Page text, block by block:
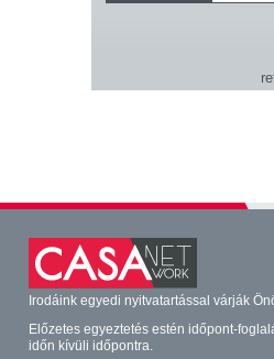
Irodáink egyedi nyitvatartással várják
Előzetes egyeztetés estén időpont-
időn kívüli időpontra.